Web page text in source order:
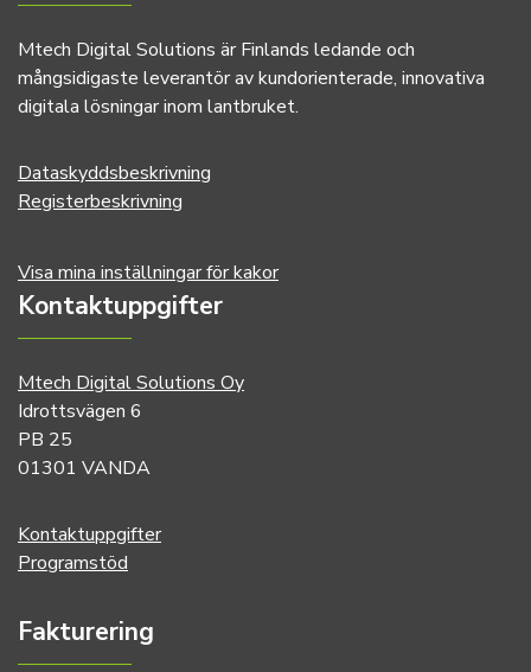
Mtech Digital Solutions är Finlands ledande och
mångsidigaste leverantör av kundorienterade, innovativa
digitala lösningar inom lantbruket.
Dataskyddsbeskrivning
Registerbeskrivning
Visa mina inställningar för kakor
Kontaktuppgifter
Mtech Digital Solutions Oy
Idrottsvägen 6
PB 25
01301 VANDA
Kontaktuppgifter
Programstöd
Fakturering